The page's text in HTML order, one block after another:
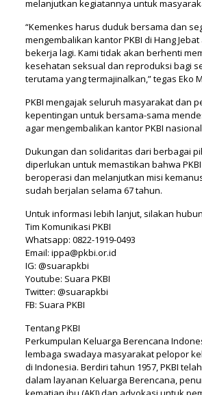
melanjutkan kegiatannya untuk
“Kemenkes harus duduk bersama dan
mengembalikan kantor PKBI di Hang
bekerja lagi. Kami tidak akan berhenti
kesehatan seksual dan reproduksi bagi
terutama yang termajinalkan,” tegas Eko
PKBI mengajak seluruh masyarakat dan
kepentingan untuk bersama-sama
agar mengembalikan kantor PKBI
Dukungan dan solidaritas dari berbagai
diperlukan untuk memastikan bahwa
beroperasi dan melanjutkan misi
sudah berjalan selama 67 tahun.
Untuk informasi lebih lanjut, silakan
Tim Komunikasi PKBI
Whatsapp: 0822-1919-0493
Email: ippa@pkbi.or.id
IG: @suarapkbi
Youtube: Suara PKBI
Twitter: @suarapkbi
FB: Suara PKBI
Tentang PKBI
Perkumpulan Keluarga Berencana
lembaga swadaya masyarakat pelopor
di Indonesia. Berdiri tahun 1957, PKBI
dalam layanan Keluarga Berencana,